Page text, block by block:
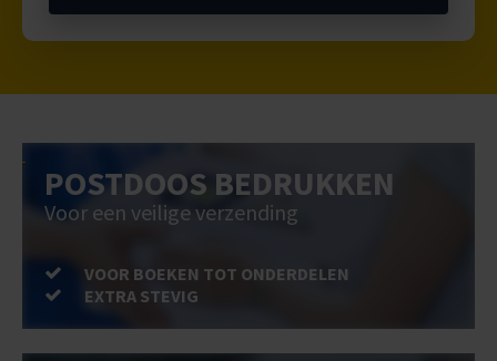
POSTDOOS BEDRUKKEN
Voor een veilige verzending
VOOR BOEKEN TOT ONDERDELEN
EXTRA STEVIG